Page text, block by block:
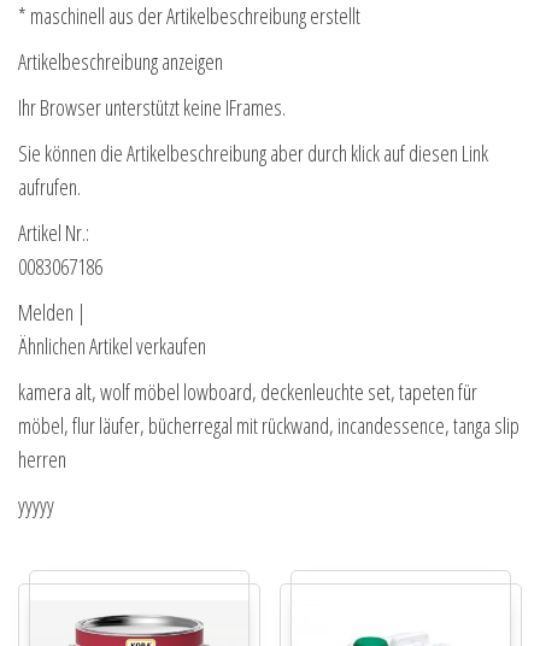
* maschinell aus der Artikelbeschreibung erstellt
Artikelbeschreibung anzeigen
Ihr Browser unterstützt keine IFrames.
Sie können die Artikelbeschreibung aber durch klick auf diesen Link
aufrufen.
Artikel Nr.:
0083067186
Melden |
Ähnlichen Artikel verkaufen
kamera alt, wolf möbel lowboard, deckenleuchte set, tapeten für
möbel, flur läufer, bücherregal mit rückwand, incandessence, tanga slip
herren
yyyyy